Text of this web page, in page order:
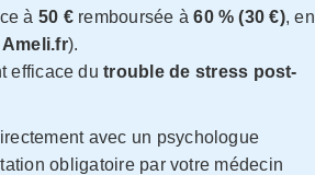
à 50 €remboursée à60 % (30 €), en
Ameli.fr).
efficace dutrouble de stress post-
avec un psychologue
obligatoire par votre médecin